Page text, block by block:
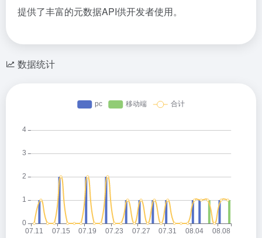
提供了丰富的元数据API供开发者使用。
数据统计